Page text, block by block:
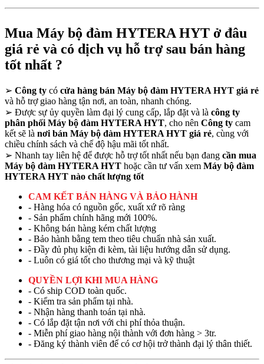
Mua Máy bộ đàm HYTERA HYT ở đâu
giá rẻ và có dịch vụ hỗ trợ sau bán hàng
tốt nhất ?
➢ Công ty có cửa hàng bán Máy bộ đàm HYTERA HYT giá rẻ
và hỗ trợ giao hàng tận nơi, an toàn, nhanh chóng.
➢ Được sự ủy quyền làm đại lý cung cấp, lắp đặt và là công ty
phân phối Máy bộ đàm HYTERA HYT, cho nên Công ty cam
kết sẽ là nơi bán Máy bộ đàm HYTERA HYT giá rẻ, cùng với
chiều chính sách và chế độ hậu mãi tốt nhất.
➢ Nhanh tay liên hệ để được hỗ trợ tốt nhất nếu bạn đang cần mua
Máy bộ đàm HYTERA HYT hoặc cần tư vấn xem Máy bộ đàm
HYTERA HYT nào chất lượng tốt
CAM KẾT BÁN HÀNG VÀ BẢO HÀNH
- Hàng hóa có nguồn gốc, xuất xứ rõ ràng
- Sản phẩm chính hãng mới 100%.
- Không bán hàng kém chất lượng
- Bảo hành bằng tem theo tiêu chuẩn nhà sản xuất.
- Đầy đủ phụ kiện đi kèm, tài liệu hướng dẫn sử dụng.
- Luôn có giá tốt cho thương mại và kỹ thuật
QUYỀN LỢI KHI MUA HÀNG
- Có ship COD toàn quốc.
- Kiểm tra sản phẩm tại nhà.
- Nhận hàng thanh toán tại nhà.
- Có lắp đặt tận nơi với chi phí thỏa thuận.
- Miễn phí giao hàng nội thành với đơn hàng > 3tr.
- Đăng ký thành viên để có cơ hội trở thành đại lý thân thiết.